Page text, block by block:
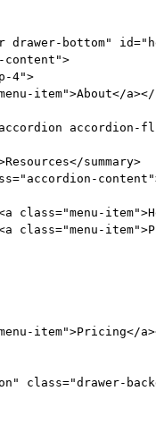
drawer-bottom" id=
content">
4">
item">About</a></
accordion-
Resources</summary>
="accordion-content"
a class="menu-item">
a class="menu-item">
item">Pricing</a
class="drawer-